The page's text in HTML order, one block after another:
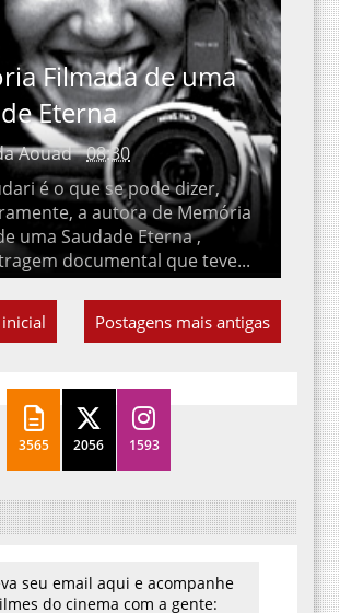
Filmada de uma
Eterna
Aouad 08:30
é o que se pode dizer,
a autora de Memória
uma Saudade Eterna ,
documental que teve...
Postagens mais antigas
3565 2056 1593
seu email aqui e acompanhe
do cinema com a gente: